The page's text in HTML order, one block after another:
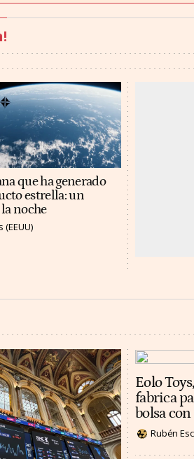
que ha generado
estrella: un
noche
(EEUU)
Eolo
fabrica
bolsa
Rubén